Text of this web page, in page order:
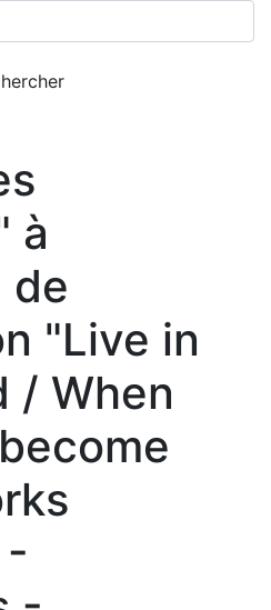
à
de
"Live in
/ When